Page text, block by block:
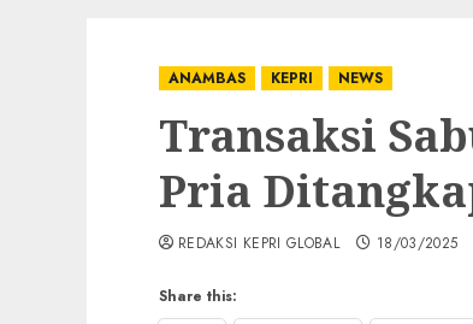
ANAMBAS KEPRI NEWS
Transaksi
Pria
Share this:
REDAKSI KEPRI GLOBAL 18/03/2025